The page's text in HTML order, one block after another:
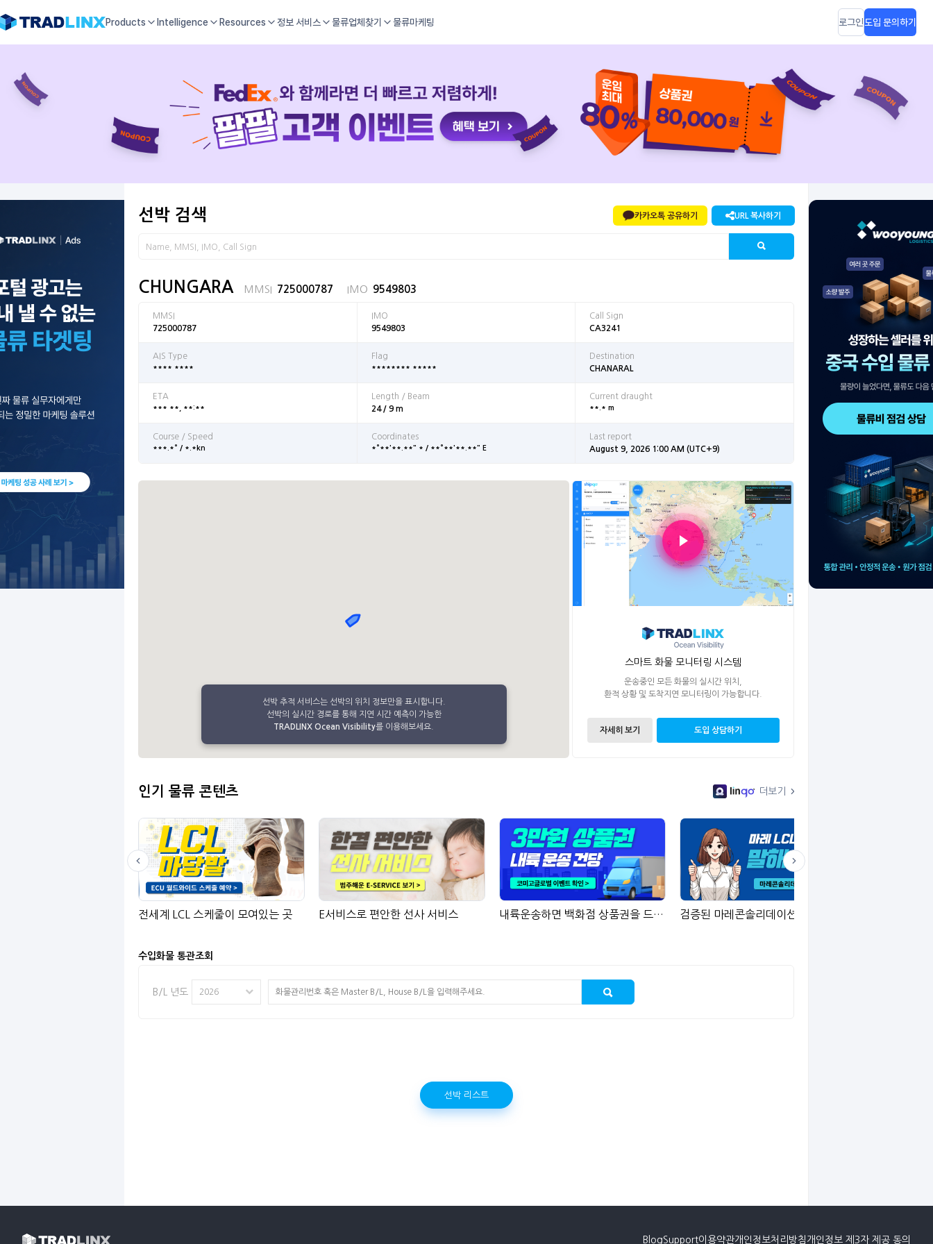
Products Intelligence Resources 정보 서비스 물류업체찾기 물류마케팅 로그인 도입 문의하기
카카오톡 공유하기 URL 복사하기
선박 검색
CHUNGARA MMSI 725000787 IMO 9549803
MMSI
725000787
IMO
9549803
Call Sign
CA3241
AIS Type
**** ****
Flag
******** *****
Destination
CHANARAL
ETA
*** **, **:**
Length / Beam
24 / 9 m
Current draught
**.* m
Course / Speed
***.*° / *.*kn
Coordinates
*°**'**.**" * / **°**'**.**" E
Last report
August 9, 2026 1:00 AM (UTC+9)
선박 추적 서비스는 선박의 위치 정보만을 표시합니다.
선박의 실시간 경로를 통해 지연 시간 예측이 가능한
TRADLINX Ocean Visibility를 이용해보세요.
스마트 화물 모니터링 시스템
운송중인 모든 화물의 실시간 위치,
환적 상황 및 도착지연 모니터링이 가능합니다.
자세히 보기 도입 상담하기
인기 물류 콘텐츠
LinGo 더보기
전세계 LCL 스케줄이 모여있는 곳 E서비스로 편안한 선사 서비스 내륙운송하면 백화점 상품권을 드립니다
수입화물 통관조회
B/L 년도 2026
선박 리스트
BlogSupport이용약관개인정보처리방침 개인정보 제3자 제공 동의